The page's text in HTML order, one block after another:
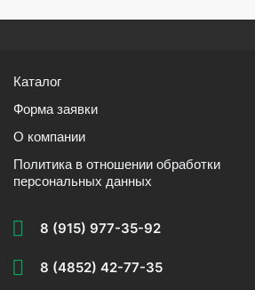
Каталог
Форма заявки
О компании
Политика в отношении обработки
персональных данных
8 (915) 977-35-92
8 (4852) 42-77-35